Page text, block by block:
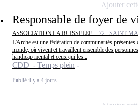
Responsable de foyer de
ASSOCIATION LA RUISSELEE - 72 - SAINT-
L'Arche est une fédération de communautés
monde, où vivent et travaillent ensemble des
handicap mental et ceux qui les...
CDD - Temps plein
Publié il y a 4 jours
Ajouter